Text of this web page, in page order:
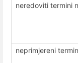
neredoviti termini
neprimjereni